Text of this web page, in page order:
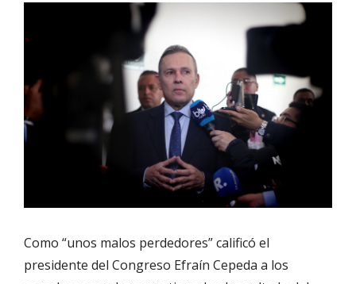
Como “unos malos perdedores”calificó el
presidente del Congreso Efraín Cepeda a los